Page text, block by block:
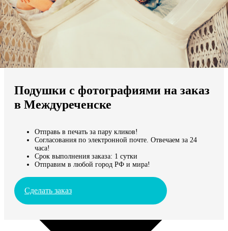
Мы доставляем по всему миру
Продолжить без города
Подушки с фотографиями на заказ
в Междуреченске
Отправь в печать за пару кликов!
Согласования по электронной почте. Отвечаем за 24
часа!
Срок выполнения заказа: 1 сутки
Отправим в любой город РФ и мира!
Сделать заказ